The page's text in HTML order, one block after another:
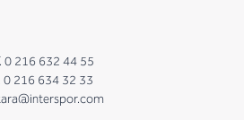
0 216 632 44 55
0 216 634 32 33